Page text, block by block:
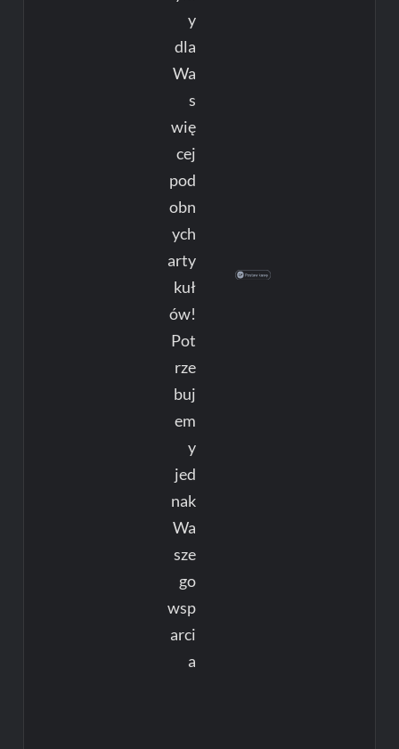
y
dla
Wa
s
wię
cej
pod
obn
ych
arty
kuł
ów!
Pot
rze
buj
em
y
jed
nak
Wa
sze
go
wsp
arci
a